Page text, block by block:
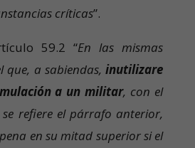
críticas”.
59.2 “En las mismas
que, a sabiendas,inutilizare
a un militar, con el
refiere el párrafo anterior,
en su mitad superior si el